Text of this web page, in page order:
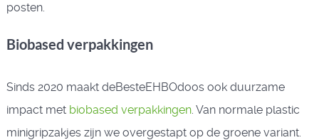
posten.
Biobased verpakkingen
Sinds 2020 maakt deBesteEHBOdoos ook duurzame
impact met biobased verpakkingen. Van normale plastic
minigripzakjes zijn we overgestapt op de groene variant.